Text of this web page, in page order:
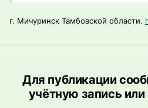
г. Мичуринск Тамбовской области.
Для публикации
учётную запись или